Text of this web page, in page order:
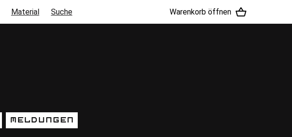
Material Suche Warenkorb öffnen
Meldungen